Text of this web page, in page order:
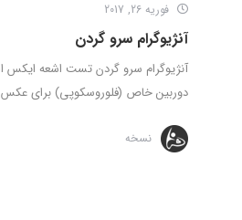
فوریه 26, 2017
آنژیوگرام سرو گردن
آنژیوگرام سرو گردن تست اشعه
دوربین خاص (فلوروسکوپی) برای عکس
نسخه